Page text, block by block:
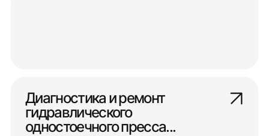
Диагностика и ремонт
гидравлического
одностоечного пресса...